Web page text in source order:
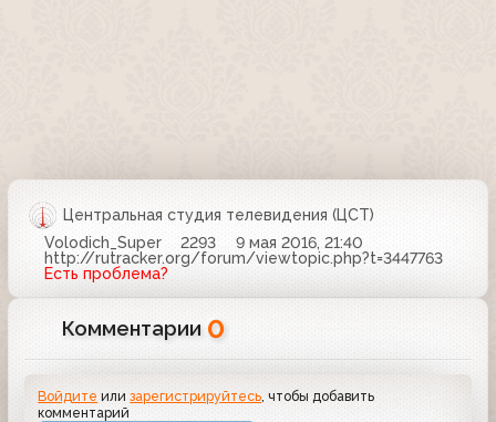
Центральная студия телевидения (ЦСТ)
Volodich_Super
2293
9 мая 2016, 21:40
http://rutracker.org/forum/viewtopic.php?t=3447763
Есть проблема?
Комментарии 0
Войдите илизарегистрируйтесь , чтобы добавить
комментарий